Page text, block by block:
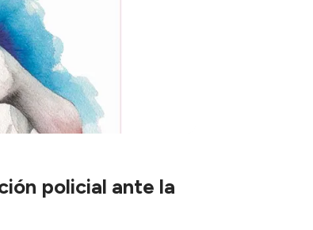
policial ante la